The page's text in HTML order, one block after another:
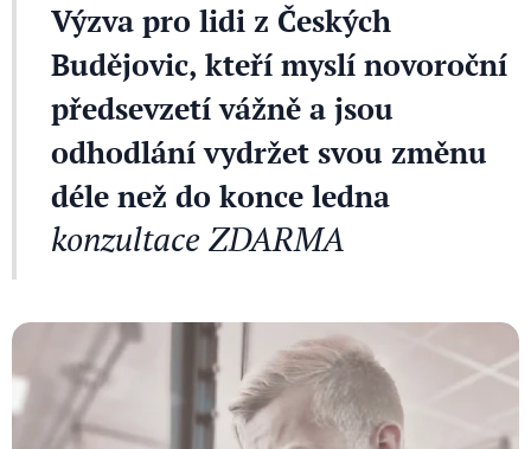
Výzva pro lidi z Českých
Budějovic, kteří myslí novoroční
předsevzetí vážně a jsou
odhodlání vydržet svou změnu
déle než do konce ledna
konzultace ZDARMA